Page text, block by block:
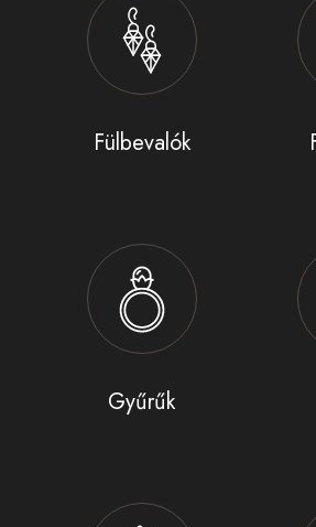
Fülbevalók
Gyűrűk